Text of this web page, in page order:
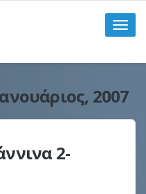
Toggle
2007
2-